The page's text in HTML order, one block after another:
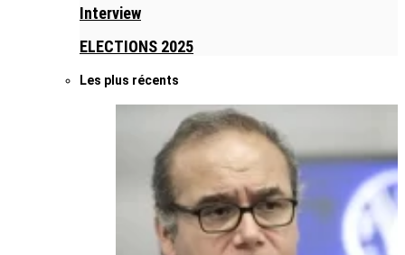
Interview
ELECTIONS 2025
Les plus récents